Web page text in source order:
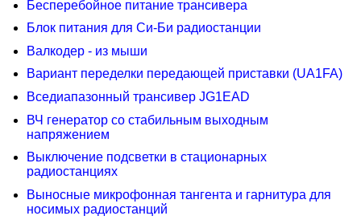
Бесперебойное питание трансивера
Блок питания для Си-Би радиостанции
Валкодер - из мыши
Вариант переделки передающей приставки (UA1FA)
Вседиапазонный трансивер JG1EAD
ВЧ генератор со стабильным выходным
напряжением
Выключение подсветки в стационарных
радиостанциях
Выносные микрофонная тангента и гарнитура для
носимых радиостанций